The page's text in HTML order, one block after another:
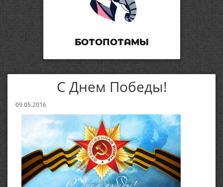
БОТОПОТАМЫ
С Днем Победы!
09.05.2016